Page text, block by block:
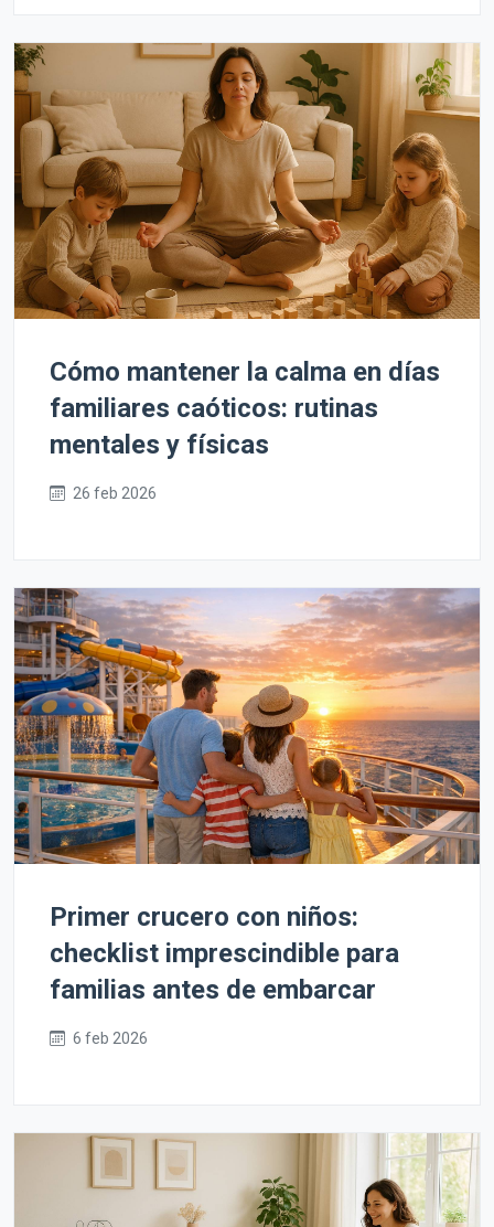
Cómo mantener la calma en días
familiares caóticos: rutinas
mentales y físicas
26 feb 2026
Primer crucero con niños:
checklist imprescindible para
familias antes de embarcar
6 feb 2026